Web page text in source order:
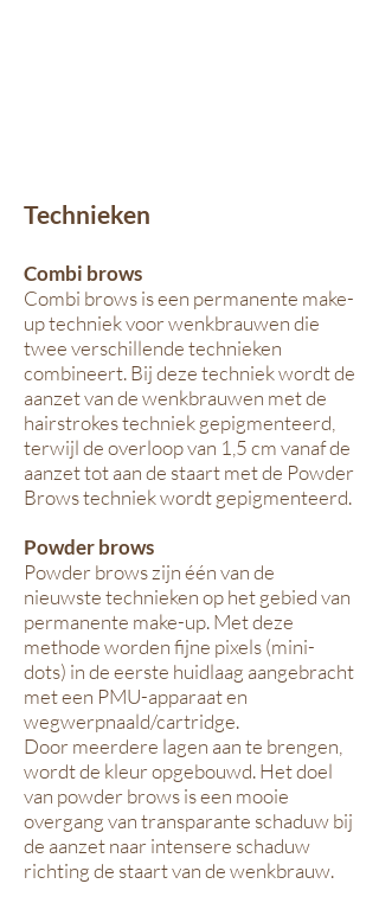
Technieken​
Combi brows
Combi brows is een permanente make-
up techniek voor wenkbrauwen die
twee verschillende technieken
combineert. Bij deze techniek wordt de
aanzet van de wenkbrauwen met de
hairstrokes techniek gepigmenteerd,
terwijl de overloop van 1,5 cm vanaf de
aanzet tot aan de staart met de Powder
Brows techniek wordt gepigmenteerd.
Powder brows
Powder brows zijn één van de
nieuwste technieken op het gebied van
permanente make-up. Met deze
methode worden fijne pixels (mini-
dots) in de eerste huidlaag aangebracht
met een PMU-apparaat en
wegwerpnaald/cartridge.
Door meerdere lagen aan te brengen,
wordt de kleur opgebouwd. Het doel
van powder brows is een mooie
overgang van transparante schaduw bij
de aanzet naar intensere schaduw
richting de staart van de wenkbrauw.